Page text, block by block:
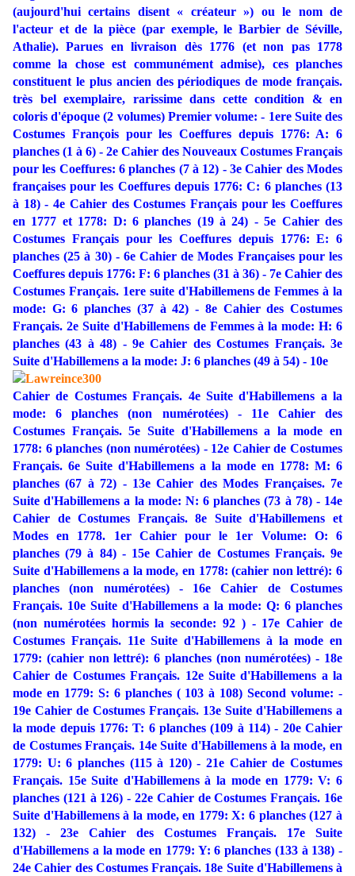
(aujourd'hui certains disent « créateur ») ou le nom de
l'acteur et de la pièce (par exemple, le Barbier de Séville,
Athalie). Parues en livraison dès 1776 (et non pas 1778
comme la chose est communément admise), ces planches
constituent le plus ancien des périodiques de mode français.
très bel exemplaire, rarissime dans cette condition & en
coloris d'époque (2 volumes) Premier volume: - 1ere Suite des
Costumes François pour les Coeffures depuis 1776: A: 6
planches (1 à 6) - 2e Cahier des Nouveaux Costumes Français
pour les Coeffures: 6 planches (7 à 12) - 3e Cahier des Modes
françaises pour les Coeffures depuis 1776: C: 6 planches (13
à 18) - 4e Cahier des Costumes Français pour les Coeffures
en 1777 et 1778: D: 6 planches (19 à 24) - 5e Cahier des
Costumes Français pour les Coeffures depuis 1776: E: 6
planches (25 à 30) - 6e Cahier de Modes Françaises pour les
Coeffures depuis 1776: F: 6 planches (31 à 36) - 7e Cahier des
Costumes Français. 1ere suite d'Habillemens de Femmes à la
mode: G: 6 planches (37 à 42) - 8e Cahier des Costumes
Français. 2e Suite d'Habillemens de Femmes à la mode: H: 6
planches (43 à 48) - 9e Cahier des Costumes Français. 3e
Suite d'Habillemens a la mode: J: 6 planches (49 à 54) - 10e
Cahier de Costumes Français. 4e Suite d'Habillemens a la
mode: 6 planches (non numérotées) - 11e Cahier des
Costumes Français. 5e Suite d'Habillemens a la mode en
1778: 6 planches (non numérotées) - 12e Cahier de Costumes
Français. 6e Suite d'Habillemens a la mode en 1778: M: 6
planches (67 à 72) - 13e Cahier des Modes Françaises. 7e
Suite d'Habillemens a la mode: N: 6 planches (73 à 78) - 14e
Cahier de Costumes Français. 8e Suite d'Habillemens et
Modes en 1778. 1er Cahier pour le 1er Volume: O: 6
planches (79 à 84) - 15e Cahier de Costumes Français. 9e
Suite d'Habillemens a la mode, en 1778: (cahier non lettré): 6
planches (non numérotées) - 16e Cahier de Costumes
Français. 10e Suite d'Habillemens a la mode: Q: 6 planches
(non numérotées hormis la seconde: 92 ) - 17e Cahier de
Costumes Français. 11e Suite d'Habillemens à la mode en
1779: (cahier non lettré): 6 planches (non numérotées) - 18e
Cahier de Costumes Français. 12e Suite d'Habillemens a la
mode en 1779: S: 6 planches ( 103 à 108) Second volume: -
19e Cahier de Costumes Français. 13e Suite d'Habillemens a
la mode depuis 1776: T: 6 planches (109 à 114) - 20e Cahier
de Costumes Français. 14e Suite d'Habillemens à la mode, en
1779: U: 6 planches (115 à 120) - 21e Cahier de Costumes
Français. 15e Suite d'Habillemens à la mode en 1779: V: 6
planches (121 à 126) - 22e Cahier de Costumes Français. 16e
Suite d'Habillemens à la mode, en 1779: X: 6 planches (127 à
132) - 23e Cahier des Costumes Français. 17e Suite
d'Habillemens a la mode en 1779: Y: 6 planches (133 à 138) -
24e Cahier des Costumes Français. 18e Suite d'Habillemens à